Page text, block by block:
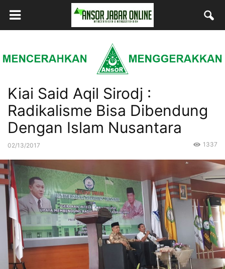
Kiai Said Aqil Sirodj :
Radikalisme Bisa Dibendung
Dengan Islam Nusantara
02/13/2017 1337